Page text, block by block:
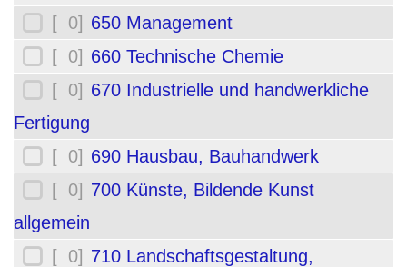
[ 0] 650 Management
[ 0] 660 Technische Chemie
[ 0] 670 Industrielle und handwerkliche
Fertigung
[ 0] 690 Hausbau, Bauhandwerk
[ 0] 700 Künste, Bildende Kunst
allgemein
[ 0] 710 Landschaftsgestaltung,